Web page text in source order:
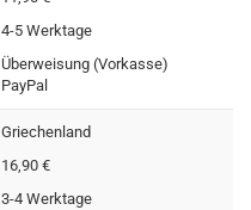
4-5 Werktage
Überweisung (Vorkasse)
PayPal
Griechenland
16,90 €
3-4 Werktage